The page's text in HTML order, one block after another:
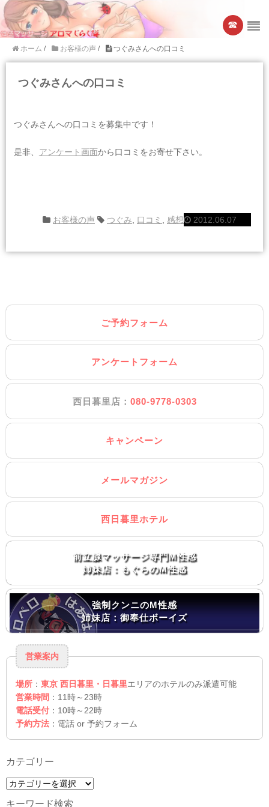
☎︎
ホーム / お客様の声 / つぐみさんへの口コミ
つぐみさんへの口コミ
つぐみさんへの口コミを募集中です！
是非、 アンケート画面から口コミをお寄せ下さい。
2012.06.07
お客様の声 つぐみ 口コミ 感想
ご予約フォーム
アンケートフォーム
西日暮里店： 080-9778-0303
キャンペーン
メールマガジン
西日暮里ホテル
前立腺マッサージ専門M性感
姉妹店：もぐらのM性感
強制クンニのM性感
姉妹店：御奉仕ボーイズ
営業案内
場所 ： 東京 西日暮里・日暮里エリアのホテルのみ派遣可能
営業時間 ：11時～23時
電話受付 ：10時～22時
予約方法 ：電話 or 予約フォーム
カテゴリー
カ
キーワード検索